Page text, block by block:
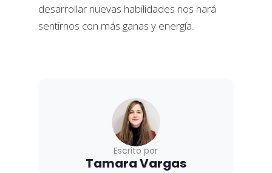
desarrollar nuevas habilidades nos hará
sentirnos con más ganas y energía.
Escrito por
Tamara Vargas